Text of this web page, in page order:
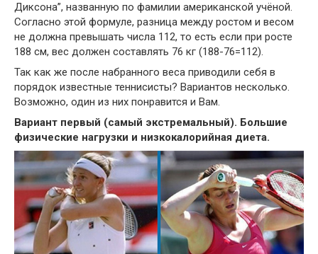
Диксона”, названную по фамилии американской учёной.
Согласно этой формуле, разница между ростом и весом
не должна превышать числа 112, то есть если при росте
188 см, вес должен составлять 76 кг (188-76=112).
Так как же после набранного веса приводили себя в
порядок известные теннисисты? Вариантов несколько.
Возможно, один из них понравится и Вам.
Вариант первый (самый экстремальный). Большие
физические нагрузки и низкокалорийная диета.